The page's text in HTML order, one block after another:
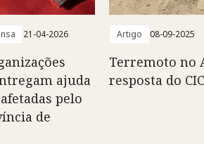
21-04-2026
ajuda
pelo
de
Artigo 08-09-2025
Terremoto no
resposta do